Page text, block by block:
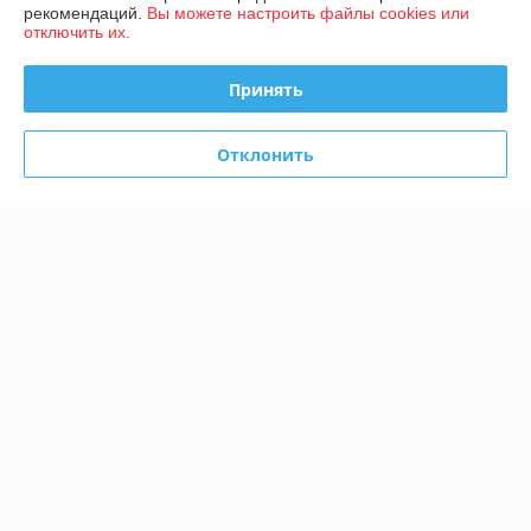
Сайт создан на платформе Deal.by
рекомендаций. Вы можете настроить файлы cookies или
отключить их.
Принять
Отклонить